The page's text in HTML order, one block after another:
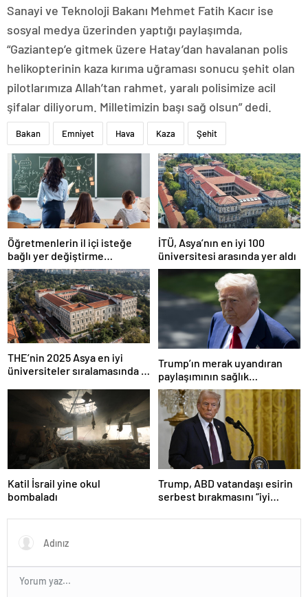
Sanayi ve Teknoloji Bakanı Mehmet Fatih Kacır ise
sosyal medya üzerinden yaptığı paylaşımda,
“Gaziantep’e gitmek üzere Hatay’dan havalanan polis
helikopterinin kaza kırıma uğraması sonucu şehit olan
pilotlarımıza Allah’tan rahmet, yaralı polisimize acil
şifalar diliyorum. Milletimizin başı sağ olsun” dedi.
Bakan Emniyet Hava Kaza Şehit
Öğretmenlerin il içi isteğe
bağlı yer değiştirme
başvuruları ne zaman?
İTÜ, Asya’nın en iyi 100
üniversitesi arasında yer aldı
THE’nin 2025 Asya en iyi
üniversiteler sıralamasında 4
Trump’ın merak uyandıran
paylaşımının sağlık
sistemiyle ilgili kararname
olduğu anlaşıldı
Katil İsrail yine okul
bombaladı
Trump, ABD vatandaşı esirin
serbest bırakmasını “iyi
olarak değerlendirdi